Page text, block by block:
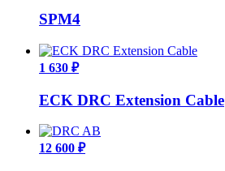
SPM4
1 630 ₽
ECK DRC Extension Cable
12 600 ₽